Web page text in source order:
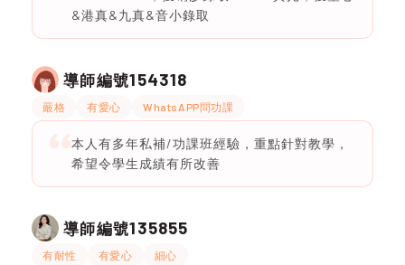
&港真&九真&音小錄取
導師編號154318
嚴格 有愛心 WhatsAPP問功課
本人有多年私補/功課班經驗，重點針對教學，
希望令學生成績有所改善
導師編號135855
有耐性 有愛心 細心